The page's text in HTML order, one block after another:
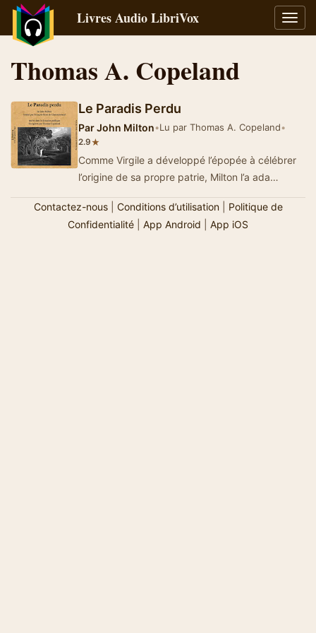
la
Livres Audio LibriVox
Thomas A. Copeland
Le Paradis Perdu
ParJohn Milton•Lu par Thomas A. Copeland•
2.9★
Comme Virgile a développé l’épopée à célébrer
l’origine de sa propre patrie, Milton l’a ada…
Contactez-nous| Conditions d’utilisation| Politique de
Confidentialité
App Android App iOS